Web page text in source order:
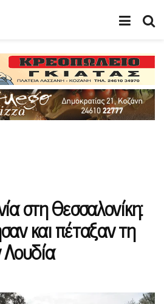
στη Θεσσαλονίκη:
και πέταξαν τη